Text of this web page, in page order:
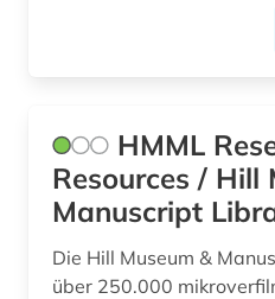
business (1)
bærum (1)
böhmen (1)
böhmische länder (1)
bühnenbild (1)
HMML
Resources / Hill
Manuscript
Die Hill Museum &
über 250.000